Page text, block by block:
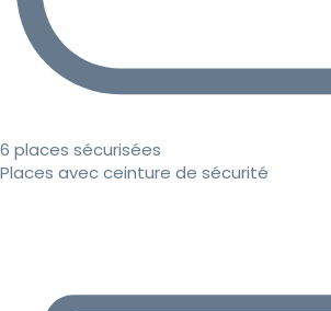
6 places sécurisées
Places avec ceinture de sécurité